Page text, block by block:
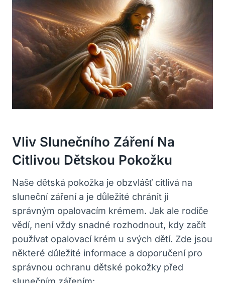
Vliv Slunečního Záření Na
Citlivou Dětskou Pokožku
Naše dětská pokožka je obzvlášť citlivá na
sluneční záření a je důležité chránit ji
správným opalovacím krémem. Jak ale rodiče
vědí, není vždy snadné rozhodnout, kdy začít
používat opalovací krém u svých dětí. Zde jsou
některé důležité informace a doporučení pro
správnou ochranu dětské pokožky před